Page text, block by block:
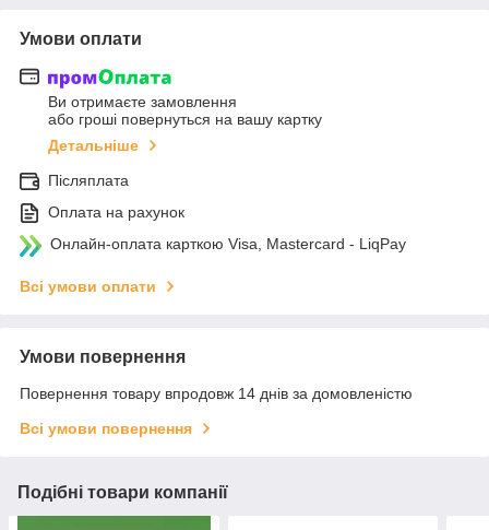
Умови оплати
Ви отримаєте замовлення
або гроші повернуться на вашу картку
Детальніше
Післяплата
Оплата на рахунок
Онлайн-оплата карткою Visa, Mastercard - LiqPay
Всі умови оплати
Умови повернення
Повернення товару впродовж 14 днів за домовленістю
Всі умови повернення
Подібні товари компанії